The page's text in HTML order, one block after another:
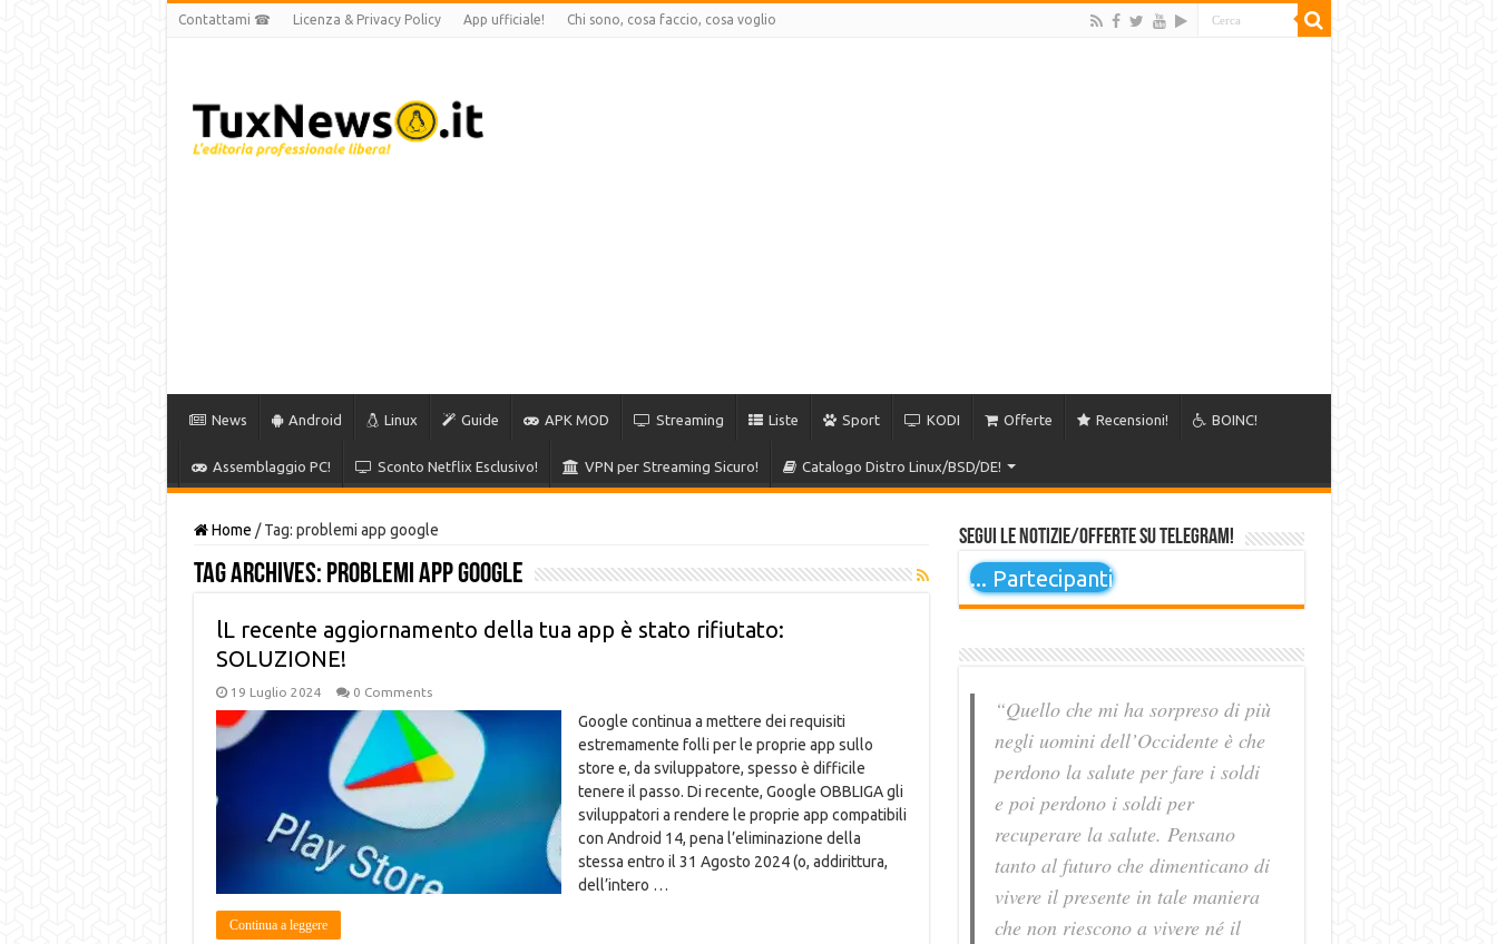
Contattami ☎ Licenza & Privacy Policy App ufficiale! Chi sono, cosa faccio, cosa voglio
News Android Linux Guide APK MOD Streaming Liste Sport KODI Offerte Recensioni! BOINC!
Assemblaggio PC! Sconto Netflix Esclusivo! VPN per Streaming Sicuro! Catalogo Distro Linux/BSD/DE!
Home / Tag: problemi app google
Tag Archives: problemi app google
lL recente aggiornamento della tua app è stato rifiutato:
SOLUZIONE!
19 Luglio 2024 0 Comments
Google continua a mettere dei requisiti
estremamente folli per le proprie app sullo
store e, da sviluppatore, spesso è difficile
tenere il passo. Di recente, Google OBBLIGA gli
sviluppatori a rendere le proprie app compatibili
con Android 14, pena l’eliminazione della
stessa entro il 31 Agosto 2024 (o, addirittura,
dell’intero …
Continua a leggere
Segui le notizie/offerte su Telegram!
... Partecipanti
“Quello che mi ha sorpreso di più
negli uomini dell’Occidente è che
perdono la salute per fare i soldi
e poi perdono i soldi per
recuperare la salute. Pensano
tanto al futuro che dimenticano di
vivere il presente in tale maniera
che non riescono a vivere né il